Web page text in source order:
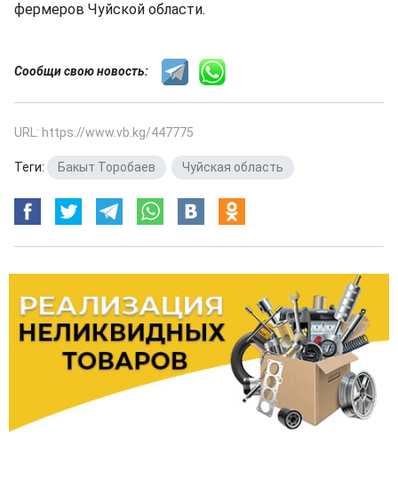
фермеров Чуйской области.
Сообщи свою новость:
URL: https://www.vb.kg/447775
Теги: Бакыт Торобаев Чуйская область